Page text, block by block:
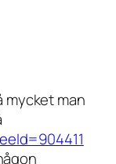
mycket man